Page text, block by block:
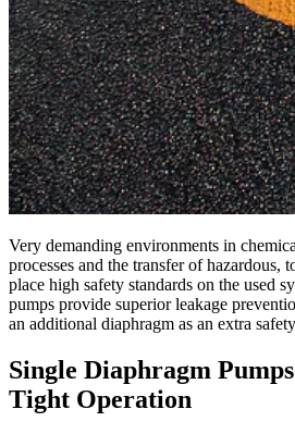
Very demanding environments in
processes and the transfer of hazardous,
place high safety standards on the used
pumps provide superior leakage
an additional diaphragm as an extra
Single Diaphragm
Tight Operation